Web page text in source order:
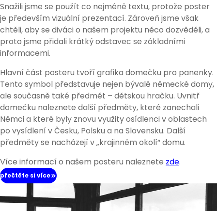
Snažili jsme se použít co nejméně textu, protože poster
je především vizuální prezentací. Zároveň jsme však
chtěli, aby se diváci o našem projektu něco dozvěděli, a
proto jsme přidali krátký odstavec se základními
informacemi.
Hlavní část posteru tvoří grafika domečku pro panenky.
Tento symbol představuje nejen bývalé německé domy,
ale současně také předmět – dětskou hračku. Uvnitř
domečku naleznete další předměty, které zanechali
Němci a které byly znovu využity osídlenci v oblastech
po vysídlení v Česku, Polsku a na Slovensku. Další
předměty se nacházejí v „krajinném okolí“ domu.
Více informací o našem posteru naleznete zde.
přečtěte si více